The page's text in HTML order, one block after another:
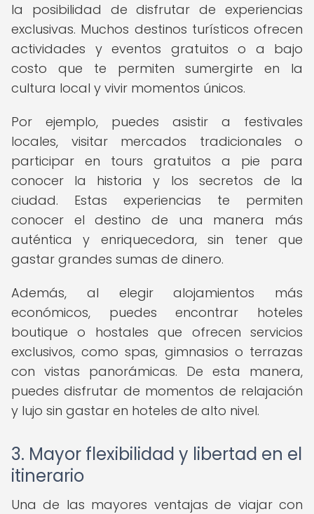
la posibilidad de disfrutar de experiencias
exclusivas. Muchos destinos turísticos ofrecen
actividades y eventos gratuitos o a bajo
costo que te permiten sumergirte en la
cultura local y vivir momentos únicos.
Por ejemplo, puedes asistir a festivales
locales, visitar mercados tradicionales o
participar en tours gratuitos a pie para
conocer la historia y los secretos de la
ciudad. Estas experiencias te permiten
conocer el destino de una manera más
auténtica y enriquecedora, sin tener que
gastar grandes sumas de dinero.
Además, al elegir alojamientos más
económicos, puedes encontrar hoteles
boutique o hostales que ofrecen servicios
exclusivos, como spas, gimnasios o terrazas
con vistas panorámicas. De esta manera,
puedes disfrutar de momentos de relajación
y lujo sin gastar en hoteles de alto nivel.
3. Mayor flexibilidad y libertad en el
itinerario
Una de las mayores ventajas de viajar con